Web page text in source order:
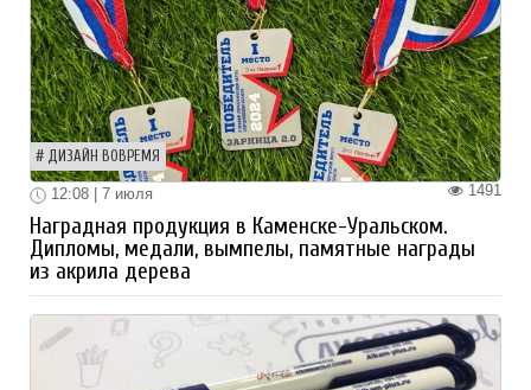
ДИЗАЙН ВОВРЕМЯ
1491
12:08 | 7 июля
Наградная продукция в Каменске-Уральском.
Дипломы, медали, вымпелы, памятные награды
из акрила дерева